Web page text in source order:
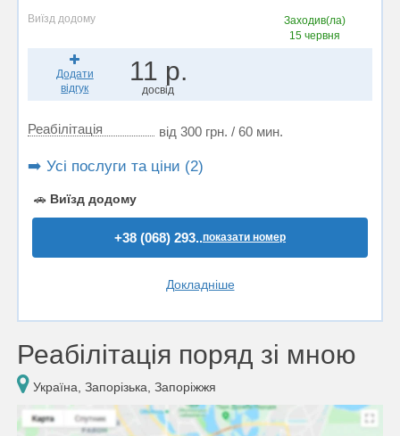
Виїзд додому
Заходив(ла)
15 червня
Додати
відгук
11 р.
досвід
Реабілітація від 300 грн. / 60 мин.
➡️ Усі послуги та ціни (2)
🚗 Виїзд додому
+38 (068) 293..показати номер
Докладніше
Реабілітація поряд зі мною
Україна, Запорізька, Запоріжжя